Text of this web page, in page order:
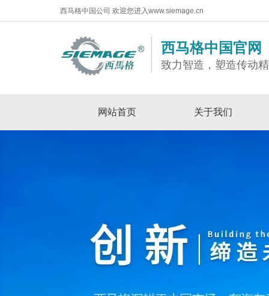
西马格中国公司 欢迎您进入www.siemage.cn
西马格中国官网
致力智造，塑造传动
网站首页 关于我们